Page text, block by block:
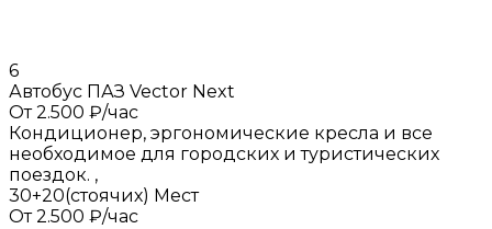
6
Автобус ПАЗ Vector Next
От 2.500 ₽/час
Кондиционер, эргономические кресла и все
необходимое для городских и туристических
поездок. ,
30+20(стоячих) Мест
От 2.500 ₽/час